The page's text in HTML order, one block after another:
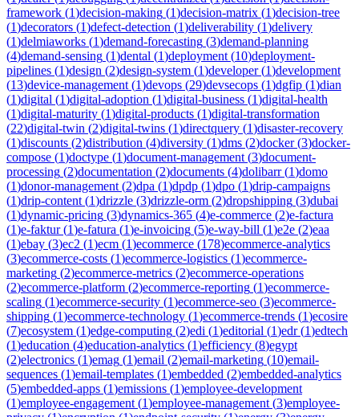
framework (1)decision-making (1)decision-matrix (1)decision-tree
(1)decorators (1)defect-detection (1)deliverability (1)delivery
(1)delmiaworks (1)demand-forecasting (3)demand-planning
(4)demand-sensing (1)dental (1)deployment (10)deployment-
pipelines (1)design (2)design-system (1)developer(1)development
(13)device-management (1)devops (29)devsecops (1)dgfip (1)dian
(1)digital (1)digital-adoption (1)digital-business (1)digital-health
(1)digital-maturity (1)digital-products (1)digital-transformation
(22)digital-twin (2)digital-twins (1)directquery (1)disaster-recovery
(1)discounts (2)distribution (4)diversity (1)dms (2)docker(3)docker-
compose (1)doctype (1)document-management (3)document-
processing (2)documentation (2)documents (4)dolibarr(1)domo
(1)donor-management (2)dpa (1)dpdp (1)dpo (1)drip-campaigns
(1)drip-content (1)drizzle (3)drizzle-orm (2)dropshipping (3)dubai
(1)dynamic-pricing (3)dynamics-365 (4)e-commerce (2)e-factura
(1)e-faktur(1)e-fatura (1)e-invoicing (5)e-way-bill (1)e2e (2)eaa
(1)ebay (3)ec2 (1)ecm (1)ecommerce (178)ecommerce-analytics
(3)ecommerce-costs (1)ecommerce-logistics (1)ecommerce-
marketing (2)ecommerce-metrics (2)ecommerce-operations
(2)ecommerce-platform (2)ecommerce-reporting (1)ecommerce-
scaling (1)ecommerce-security (1)ecommerce-seo (3)ecommerce-
shipping (1)ecommerce-technology (1)ecommerce-trends (1)ecosire
(7)ecosystem (1)edge-computing (2)edi (1)editorial (1)edr(1)edtech
(1)education (4)education-analytics (1)efficiency (8)egypt
(2)electronics (1)emag (1)email (2)email-marketing (10)email-
sequences (1)email-templates (1)embedded (2)embedded-analytics
(5)embedded-apps (1)emissions (1)employee-development
(1)employee-engagement (1)employee-management (3)employee-